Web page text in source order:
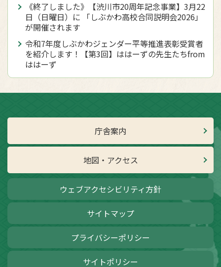
《終了しました》【渋川市20周年記念事業】3月22
日（日曜日）に 「しぶかわ高校合同説明会2026」
が開催されます
令和7年度しぶかわジェンダー平等推進表彰受賞者
を紹介します！【第3回】ははーずの先生たちfrom
ははーず
庁舎案内
地図・アクセス
ウェブアクセシビリティ方針
サイトマップ
プライバシーポリシー
サイトポリシー